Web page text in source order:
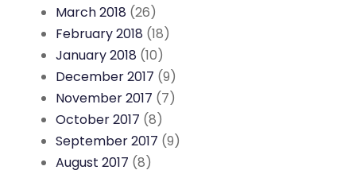
March 2018 (26)
February 2018 (18)
January 2018 (10)
December 2017 (9)
November 2017 (7)
October 2017 (8)
September 2017 (9)
August 2017 (8)